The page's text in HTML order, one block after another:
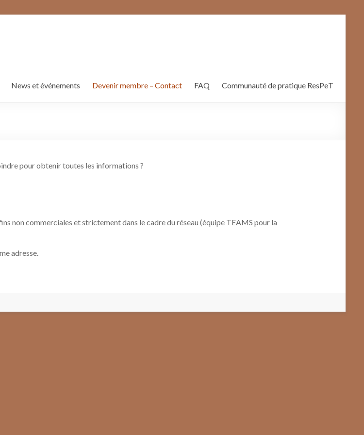
News et événements Devenir membre – Contact FAQ Communauté de pratique ResPeT
pour obtenir toutes les informations ?
non commerciales et strictement dans le cadre du réseau (équipe TEAMS pour la
adresse.